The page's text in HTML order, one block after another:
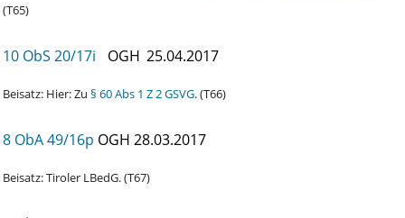
(T65)
10 ObS 20/17i OGH 25.04.2017
Beisatz: Hier: Zu § 60 Abs 1 Z 2 GSVG. (T66)
8 ObA 49/16p OGH 28.03.2017
Beisatz: Tiroler LBedG. (T67)